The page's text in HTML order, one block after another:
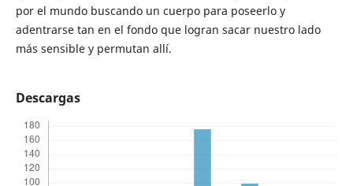
por el mundo buscando un cuerpo para poseerlo y
adentrarse tan en el fondo que logran sacar nuestro lado
más sensible y permutan allí.
Descargas